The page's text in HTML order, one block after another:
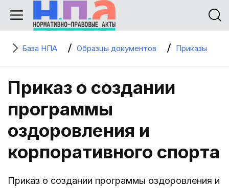
База НПА Образцы документов Приказы
Приказ о создании
программы
оздоровления и
корпоративного спорта
Приказ о создании программы оздоровления и